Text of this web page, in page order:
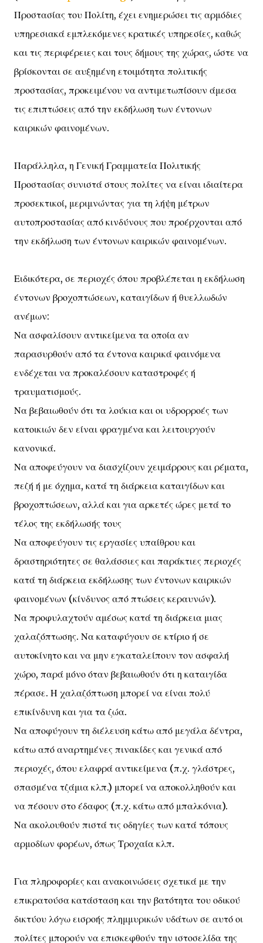
Προστασίας του Πολίτη, έχει ενημερώσει τις αρμόδιες
υπηρεσιακά εμπλεκόμενες κρατικές υπηρεσίες, καθώς
και τις περιφέρειες και τους δήμους της χώρας, ώστε να
βρίσκονται σε αυξημένη ετοιμότητα πολιτικής
προστασίας, προκειμένου να αντιμετωπίσουν άμεσα
τις επιπτώσεις από την εκδήλωση των έντονων
καιρικών φαινομένων.
Παράλληλα, η Γενική Γραμματεία Πολιτικής
Προστασίας συνιστά στους πολίτες να είναι ιδιαίτερα
προσεκτικοί, μεριμνώντας για τη λήψη μέτρων
αυτοπροστασίας από κινδύνους που προέρχονται από
την εκδήλωση των έντονων καιρικών φαινομένων.
Ειδικότερα, σε περιοχές όπου προβλέπεται η εκδήλωση
έντονων βροχοπτώσεων, καταιγίδων ή θυελλωδών
ανέμων:
Να ασφαλίσουν αντικείμενα τα οποία αν
παρασυρθούν από τα έντονα καιρικά φαινόμενα
ενδέχεται να προκαλέσουν καταστροφές ή
τραυματισμούς.
Να βεβαιωθούν ότι τα λούκια και οι υδρορροές των
κατοικιών δεν είναι φραγμένα και λειτουργούν
κανονικά.
Να αποφεύγουν να διασχίζουν χειμάρρους και ρέματα,
πεζή ή με όχημα, κατά τη διάρκεια καταιγίδων και
βροχοπτώσεων, αλλά και για αρκετές ώρες μετά το
τέλος της εκδήλωσής τους
Να αποφεύγουν τις εργασίες υπαίθρου και
δραστηριότητες σε θαλάσσιες και παράκτιες περιοχές
κατά τη διάρκεια εκδήλωσης των έντονων καιρικών
φαινομένων (κίνδυνος από πτώσεις κεραυνών).
Να προφυλαχτούν αμέσως κατά τη διάρκεια μιας
χαλαζόπτωσης. Να καταφύγουν σε κτίριο ή σε
αυτοκίνητο και να μην εγκαταλείπουν τον ασφαλή
χώρο, παρά μόνο όταν βεβαιωθούν ότι η καταιγίδα
πέρασε. Η χαλαζόπτωση μπορεί να είναι πολύ
επικίνδυνη και για τα ζώα.
Να αποφύγουν τη διέλευση κάτω από μεγάλα δέντρα,
κάτω από αναρτημένες πινακίδες και γενικά από
περιοχές, όπου ελαφρά αντικείμενα (π.χ. γλάστρες,
σπασμένα τζάμια κλπ.) μπορεί να αποκολληθούν και
να πέσουν στο έδαφος (π.χ. κάτω από μπαλκόνια).
Να ακολουθούν πιστά τις οδηγίες των κατά τόπους
αρμοδίων φορέων, όπως Τροχαία κλπ.
Για πληροφορίες και ανακοινώσεις σχετικά με την
επικρατούσα κατάσταση και την βατότητα του οδικού
δικτύου λόγω εισροής πλημμυρικών υδάτων σε αυτό οι
πολίτες μπορούν να επισκεφθούν την ιστοσελίδα της